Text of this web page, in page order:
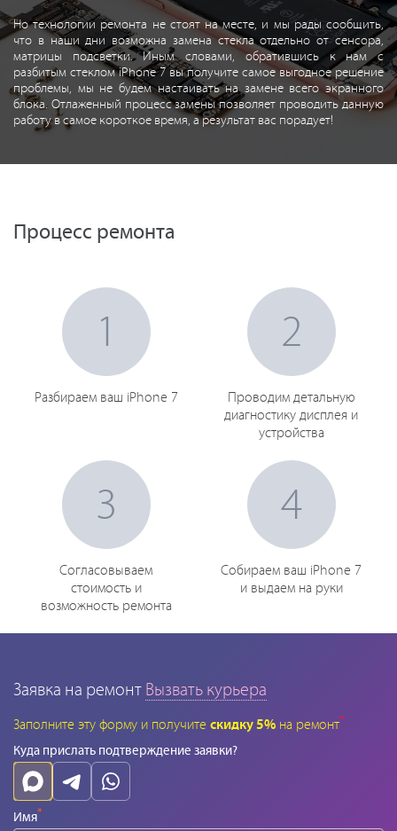
Но технологии ремонта не стоят на месте, и мы рады сообщить,
что в наши дни возможна замена стекла отдельно от сенсора,
матрицы подсветки. Иным словами, обратившись к нам с
разбитым стеклом iPhone 7 вы получите самое выгодное решение
проблемы, мы не будем настаивать на замене всего экранного
блока. Отлаженный процесс замены позволяет проводить данную
работу в самое короткое время, а результат вас порадует!
Процесс ремонта
1
Разбираем ваш iPhone 7
2
Проводим детальную
диагностику дисплея и
устройства
3
Согласовываем
стоимость и
возможность ремонта
4
Собираем ваш iPhone 7
и выдаем на руки
Заявка на ремонт Вызвать курьера
Заполните эту форму и получите скидку 5% на ремонт*
Куда прислать подтверждение заявки?
Имя*